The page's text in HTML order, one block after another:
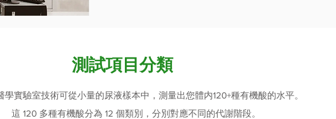
測試項目分類
學實驗室技術可從小量的尿液樣本中，測量出您體内120+種有機酸的水平。
這 120 多種有機酸分為 12 個類別，分別對應不同的代謝階段。